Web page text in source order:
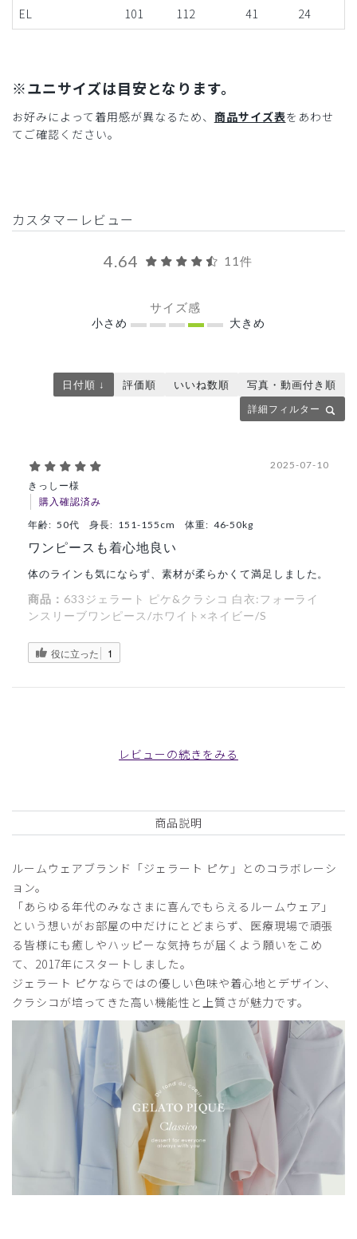
EL 101 112 41 24
※ユニサイズは目安となります。
お好みによって着用感が異なるため、 商品サイズ表をあわせ
てご確認ください。
カスタマーレビュー
4.64 11件
サイズ感
小さめ 大きめ
詳細フィルター
日付順 ↓ 評価順 いいね数順 写真・動画付き順
きっしー様
購入確認済み
2025-07-10
年齢: 50代 身長: 151-155cm 体重: 46-50kg
ワンピースも着心地良い
体のラインも気にならず、素材が柔らかくて満足しました。
商品： 633ジェラート ピケ&クラシコ 白衣:フォーライ
ンスリーブワンピース/ホワイト×ネイビー/S
役に立った 1
商品：633ジェラート ピケ&クラシコ 白衣:フォーライ
ンスリーブワンピース/ミント/L
役に立った 0
購入確認済み
50代 151-155cm 体重:
着ていて楽に動けます
最近のワンピースタイプは体にそったラインの物が多く年齢
的にも伸縮性があっても抵抗感があったのですが椅子に座っ
たり立ち上がってたりが多いクリニックでの仕事ですとこの
くらい余裕あるワンピースの方が断然動きやすいです。
中々ないので色違いで購入させて頂きました。素材も透ける
ことはなく上に羽織る物で季節調整できます。またコラボし
レビューの続きをみる
商品説明
ルームウェアブランド「ジェラート ピケ」とのコラボレーシ
ョン。
「あらゆる年代のみなさまに喜んでもらえるルームウェア」
という想いがお部屋の中だけにとどまらず、医療現場で頑張
る皆様にも癒しやハッピーな気持ちが届くよう願いをこめ
て、2017年にスタートしました。
ジェラート ピケならではの優しい色味や着心地とデザイン、
クラシコが培ってきた高い機能性と上質さが魅力です。